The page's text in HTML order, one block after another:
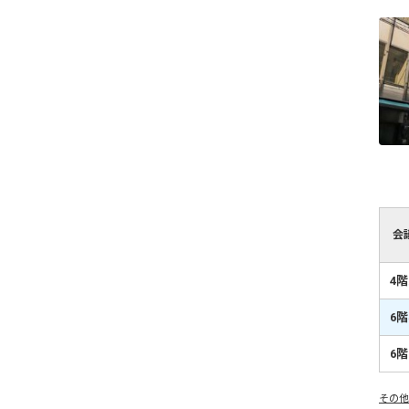
会
4
6
6
その